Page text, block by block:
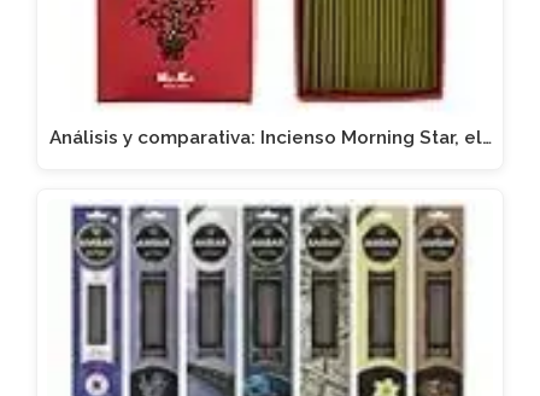
Análisis y comparativa: Incienso Morning Star, el…